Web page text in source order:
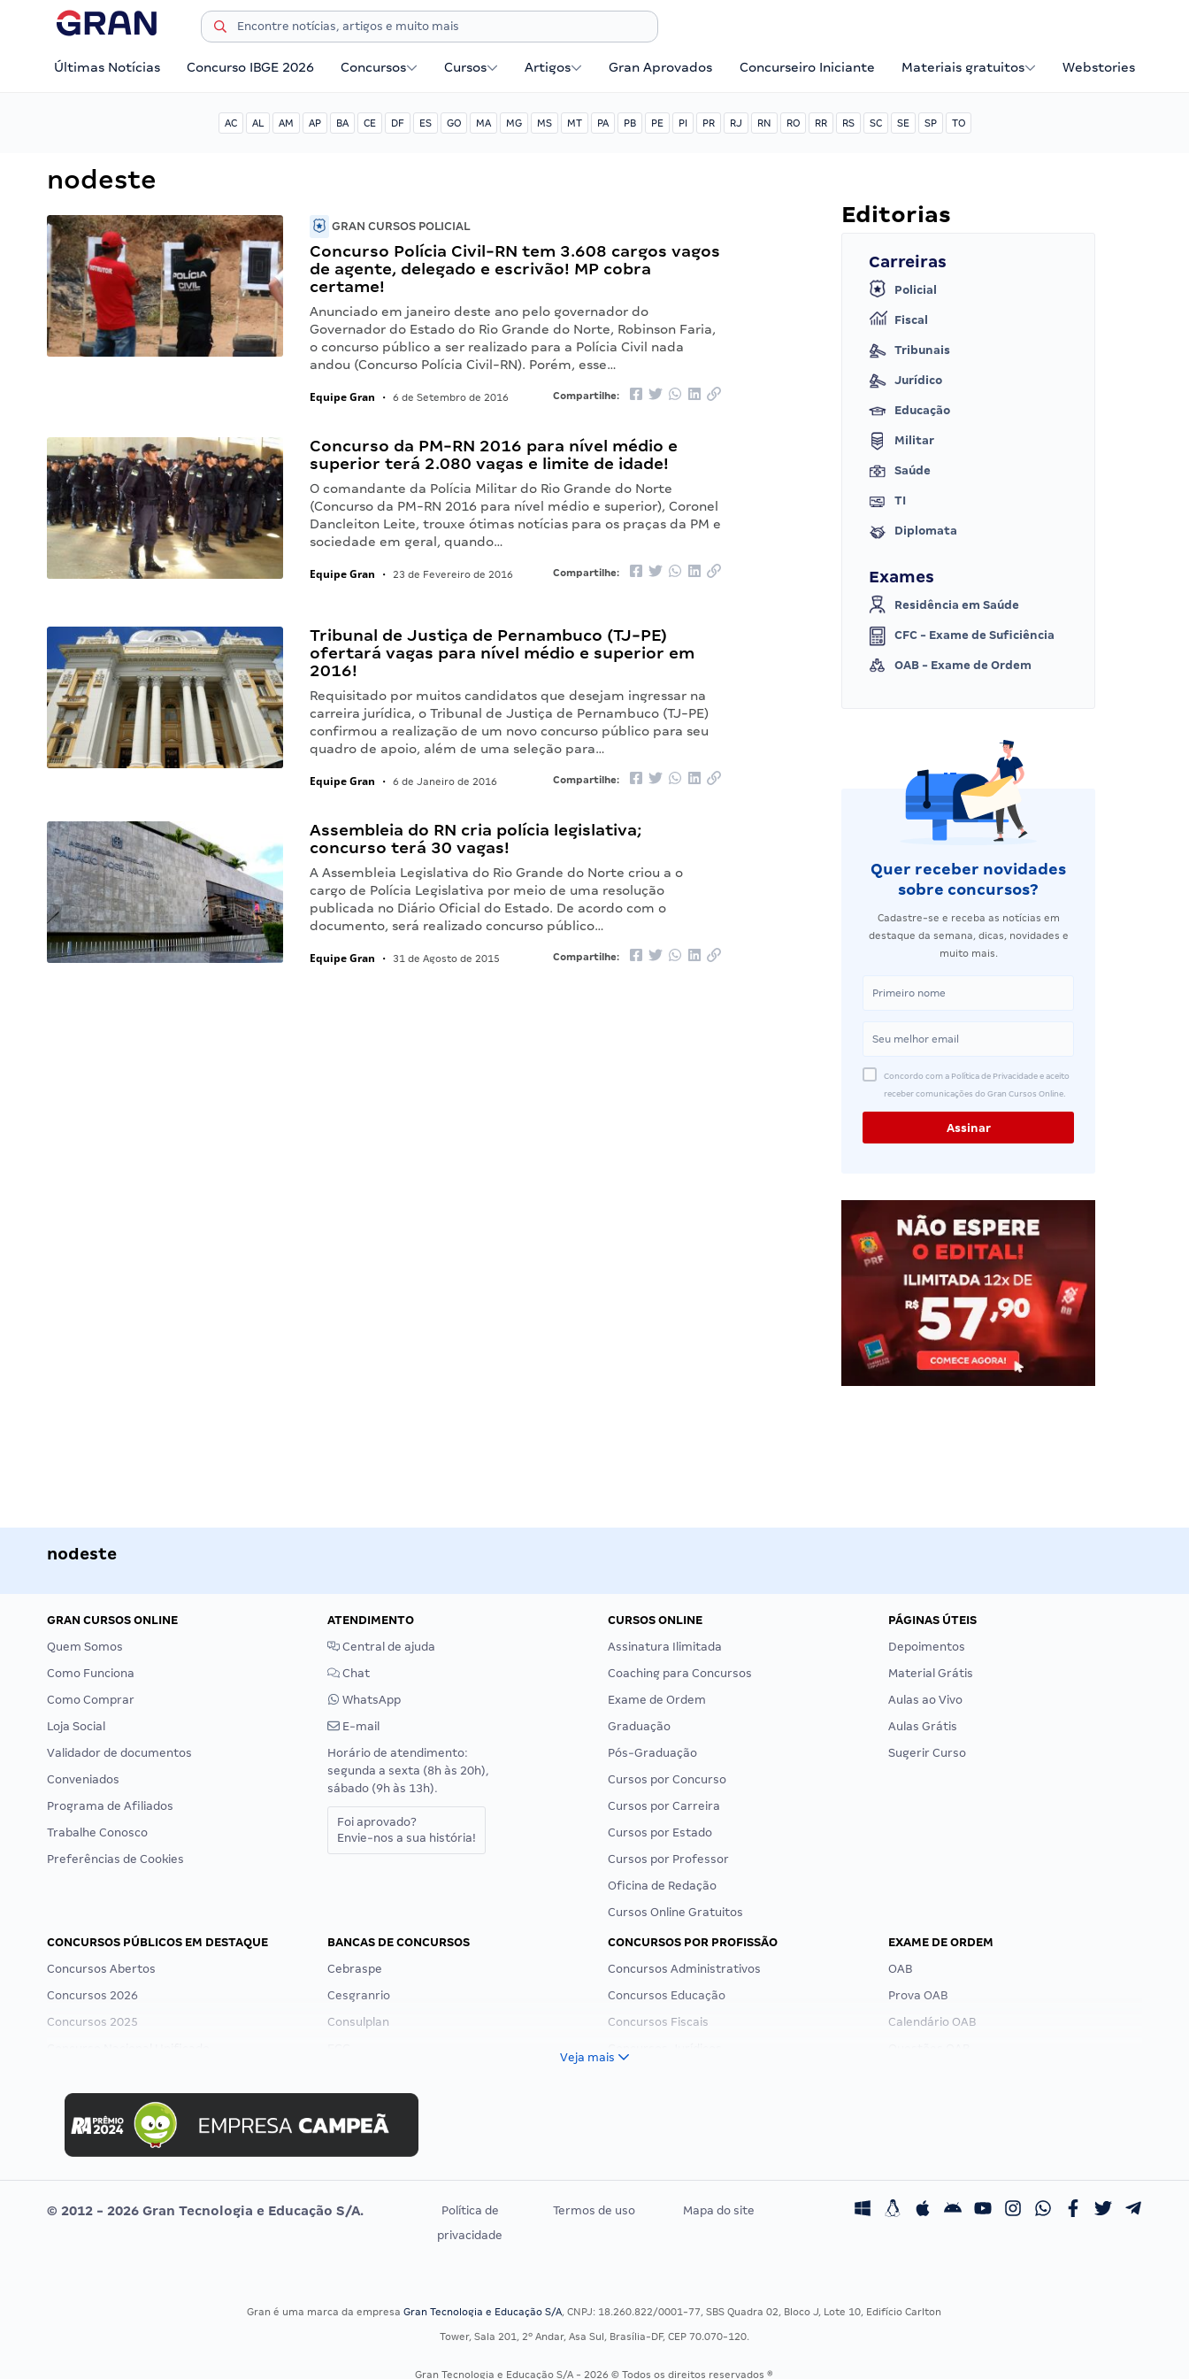
Últimas Notícias Concurso IBGE 2026 Concursos Cursos Artigos Gran Aprovados Concurseiro Iniciante Materiais gratuitos Webstories
AC AL AM AP BA CE DF ES GO MA MG MS MT PA PB PE PI PR RJ RN RO RR RS SC SE SP TO
nodeste
GRAN CURSOS POLICIAL
Concurso Polícia Civil-RN tem 3.608 cargos vagos
de agente, delegado e escrivão! MP cobra
certame!
Anunciado em janeiro deste ano pelo governador do
Governador do Estado do Rio Grande do Norte, Robinson Faria,
o concurso público a ser realizado para a Polícia Civil nada
andou (Concurso Polícia Civil-RN). Porém, esse…
Equipe Gran • 6 de Setembro de 2016 Compartilhe:
Concurso da PM-RN 2016 para nível médio e
superior terá 2.080 vagas e limite de idade!
O comandante da Polícia Militar do Rio Grande do Norte
(Concurso da PM-RN 2016 para nível médio e superior), Coronel
Dancleiton Leite, trouxe ótimas notícias para os praças da PM e
sociedade em geral, quando…
Equipe Gran • 23 de Fevereiro de 2016 Compartilhe:
Tribunal de Justiça de Pernambuco (TJ-PE)
ofertará vagas para nível médio e superior em
2016!
Requisitado por muitos candidatos que desejam ingressar na
carreira jurídica, o Tribunal de Justiça de Pernambuco (TJ-PE)
confirmou a realização de um novo concurso público para seu
quadro de apoio, além de uma seleção para…
Equipe Gran • 6 de Janeiro de 2016 Compartilhe:
Assembleia do RN cria polícia legislativa;
concurso terá 30 vagas!
A Assembleia Legislativa do Rio Grande do Norte criou a o
cargo de Polícia Legislativa por meio de uma resolução
publicada no Diário Oficial do Estado. De acordo com o
documento, será realizado concurso público…
Equipe Gran • 31 de Agosto de 2015 Compartilhe:
Editorias
Carreiras
Policial
Fiscal
Tribunais
Jurídico
Educação
Militar
Saúde
TI
Diplomata
Exames
Residência em Saúde
CFC - Exame de Suficiência
OAB - Exame de Ordem
Quer receber novidades
sobre concursos?
Cadastre-se e receba as notícias em
destaque da semana, dicas, novidades e
muito mais.
Concordo com a Política de Privacidade e aceito
receber comunicações do Gran Cursos Online.
nodeste
GRAN CURSOS ONLINE
Quem Somos
Como Funciona
Como Comprar
Loja Social
Validador de documentos
Conveniados
Programa de Afiliados
Trabalhe Conosco
Preferências de Cookies
ATENDIMENTO
Central de ajuda
Chat
WhatsApp
E-mail
Horário de atendimento:
segunda a sexta (8h às 20h),
sábado (9h às 13h).
Foi aprovado?
Envie-nos a sua história!
CURSOS ONLINE
Assinatura Ilimitada
Coaching para Concursos
Exame de Ordem
Graduação
Pós-Graduação
Cursos por Concurso
Cursos por Carreira
Cursos por Estado
Cursos por Professor
Oficina de Redação
Cursos Online Gratuitos
PÁGINAS ÚTEIS
Depoimentos
Material Grátis
Aulas ao Vivo
Aulas Grátis
Sugerir Curso
CONCURSOS PÚBLICOS EM DESTAQUE
Concursos Abertos
Concursos 2026
Concursos 2025
Concurso MPU
Editais publicados
BANCAS DE CONCURSOS
Cebraspe
Cesgranrio
Consulplan
Selecon
Uniase
Vunesp
CONCURSOS POR PROFISSÃO
Concursos Administrativos
Concursos Educação
Concursos Fiscais
Residência Multiprofissional
EXAME DE ORDEM
OAB
Prova OAB
Calendário OAB
Veja mais
© 2012 - 2026 Gran Tecnologia e Educação S/A.
Política de
privacidade
Termos de uso Mapa do site
Gran é uma marca da empresaGran Tecnologia e Educação S/A, CNPJ: 18.260.822/0001-77, SBS Quadra 02, Bloco J, Lote 10, Edifício Carlton
Tower, Sala 201, 2º Andar, Asa Sul, Brasília-DF, CEP 70.070-120.
Gran Tecnologia e Educação S/A - 2026 © Todos os direitos reservados ®